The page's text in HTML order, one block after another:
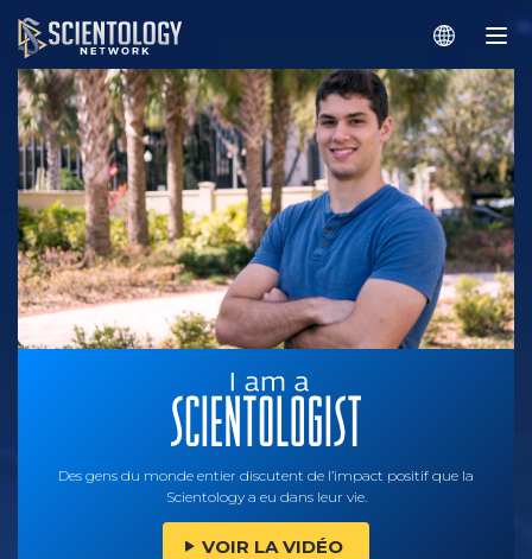
Des gens du monde entier discutent de l’impact positif que la
Scientology a eu dans leur vie.
VOIR LA VIDÉO